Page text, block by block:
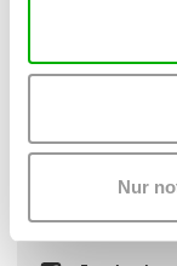
Nur
nur 2
bitten um
Bei allen Fragen